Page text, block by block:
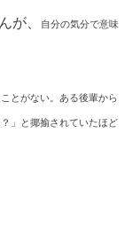
が、 自分の気分で意味
とがない。ある後輩から
」と揶揄されていたほど